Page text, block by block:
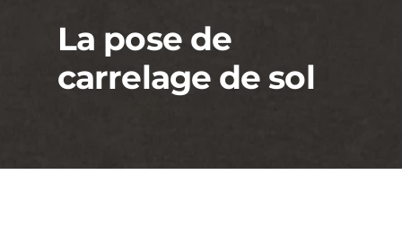
La pose de
carrelage de sol